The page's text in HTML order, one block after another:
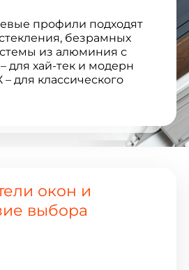
профили подходят
безрамных
из алюминия с
для хай-тек и модерн
для классического
окон и
выбора